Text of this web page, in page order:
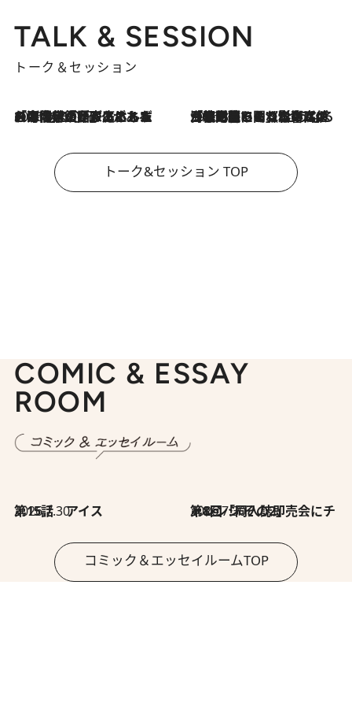
TALK & SESSION
トーク＆セッション
2026.8.3
「今後値上げがあるとすれば…」「リスクがあるのは今年の冬」エネルギー専門家が語る、ホルムズ海峡封鎖が家庭にもたらす“ある心配” 2026.8.3
「住宅建てられない…」「サーチャージ料の高値が続いている」ホルムズ海峡封鎖による影響はいつまで続く？《エネルギー専門家に聞く“どうなる日本の暮らし”》
トーク&セッション TOP
COMIC & ESSAY
ROOM
2026.7.30
第15話 アイス 2026.7.30
第8回「同人誌即売会にチャレンジ その2」
コミック＆エッセイルームTOP